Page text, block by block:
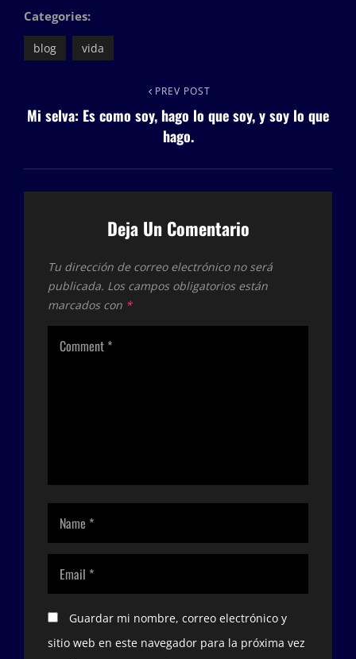
Categories:
blog vida
de
Post
PREV POST
Mi selva: Es como soy, hago lo que soy, y soy lo que
hago.
Deja Un Comentario
Tu dirección de correo electrónico no será
publicada. Los campos obligatorios están
marcados con *
Guardar mi nombre, correo electrónico y
sitio web en este navegador para la próxima vez